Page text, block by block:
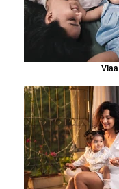
Viaa